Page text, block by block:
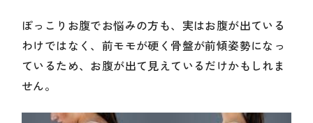
ぽっこりお腹でお悩みの方も、実はお腹が出ている
わけではなく、前モモが硬く骨盤が前傾姿勢になっ
ているため、お腹が出て見えているだけかもしれま
せん。